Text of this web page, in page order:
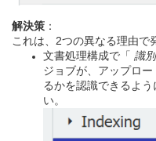
解決策 ：
これは、2つの異なる理由で
文書処理構成で「 識別
ジョブが、アップロ
るかを認識できるよ
い。